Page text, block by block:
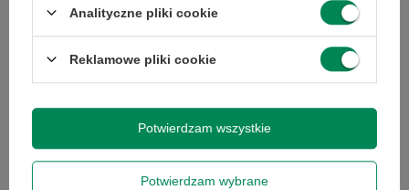
taktowanie
Maksymalne
625
Wyrażam zgodę na przetwarzanie danych osobowych
Analityczne pliki cookie
Reklamowe pliki cookie
Potwierdzam wybrane
Potwierdzam wszystkie